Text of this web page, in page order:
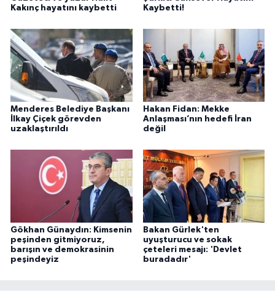
Kakınç hayatını kaybetti
Kaybetti!
Menderes Belediye Başkanı
İlkay Çiçek görevden
uzaklaştırıldı
Hakan Fidan: Mekke
Anlaşması’nın hedefi İran
değil
Gökhan Günaydın: Kimsenin
peşinden gitmiyoruz,
barışın ve demokrasinin
peşindeyiz
Bakan Gürlek'ten
uyuşturucu ve sokak
çeteleri mesajı: 'Devlet
buradadır'